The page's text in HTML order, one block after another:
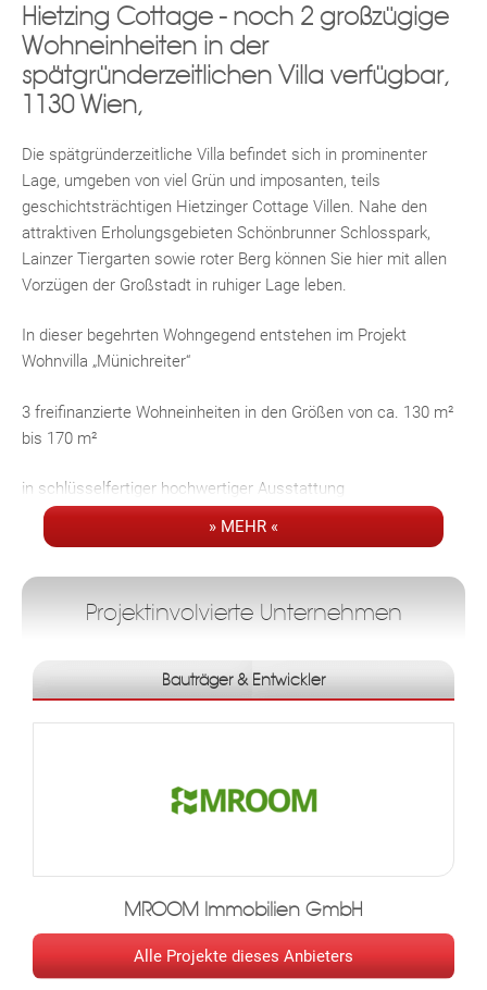
Hietzing Cottage - noch 2 großzügige
Wohneinheiten in der
spätgründerzeitlichen Villa verfügbar,
1130 Wien,
Die spätgründerzeitliche Villa befindet sich in prominenter
Lage, umgeben von viel Grün und imposanten, teils
geschichtsträchtigen Hietzinger Cottage Villen. Nahe den
attraktiven Erholungsgebieten Schönbrunner Schlosspark,
Lainzer Tiergarten sowie roter Berg können Sie hier mit allen
Vorzügen der Großstadt in ruhiger Lage leben.
In dieser begehrten Wohngegend entstehen im Projekt
Wohnvilla „Münichreiter“
3 freifinanzierte Wohneinheiten in den Größen von ca. 130 m²
bis 170 m²
in schlüsselfertiger hochwertiger Ausstattung
mit Freiflächen wie Balkon, Loggia und Dachterrasse
Das Wohnprojekt sieht den Aus-u. Umbau der von Architekt
Franz Zeller Junior geplanten und zur Jahrhundertwende
Das Gebäude besteht aus einem Tiefgeschoss und vier
Ansprüchen eines zeitgemäßen Wohnens zu entsprechen. Im
Im Untergeschoss befinden sich für jede der Einheiten ein
Kellereinlagerungsabteil sowie zusätzlich erwerbbare natürlich
Office Raum oder auch als Hobbyraum.
» MEHR «
Projektinvolvierte Unternehmen
Bauträger & Entwickler
MROOM Immobilien GmbH
Alle Projekte dieses Anbieters